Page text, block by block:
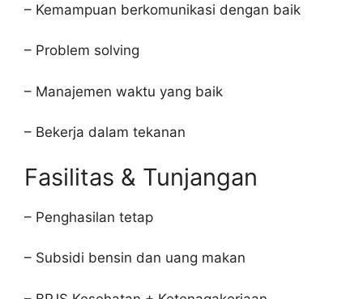
– Kemampuan berkomunikasi dengan baik
– Problem solving
– Manajemen waktu yang baik
– Bekerja dalam tekanan
Fasilitas & Tunjangan
– Penghasilan tetap
– Subsidi bensin dan uang makan